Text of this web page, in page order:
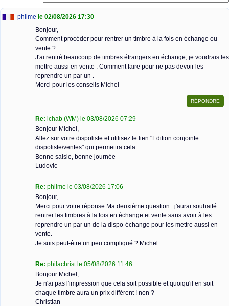
philme le 02/08/2026 17:30
Bonjour,
Comment procéder pour rentrer un timbre à la fois en échange ou
vente ?
J'ai rentré beaucoup de timbres étrangers en échange, je voudrais les
mettre aussi en vente : Comment faire pour ne pas devoir les
reprendre un par un .
Merci pour les conseils Michel
Re: lchab (WM) le 03/08/2026 07:29
Bonjour Michel,
Allez sur votre dispoliste et utilisez le lien "Edition conjointe
dispoliste/ventes" qui permettra cela.
Bonne saisie, bonne journée
Ludovic
Re: philme le 03/08/2026 17:06
Bonjour,
Merci pour votre réponse Ma deuxième question : j'aurai souhaité
rentrer les timbres à la fois en échange et vente sans avoir à les
reprendre un par un de la dispo-échange pour les mettre aussi en
vente.
Je suis peut-être un peu compliqué ? Michel
Re: philachrist le 05/08/2026 11:46
Bonjour Michel,
Je n'ai pas l'impression que cela soit possible et quoiqu'il en soit
chaque timbre aura un prix différent ! non ?
Christian